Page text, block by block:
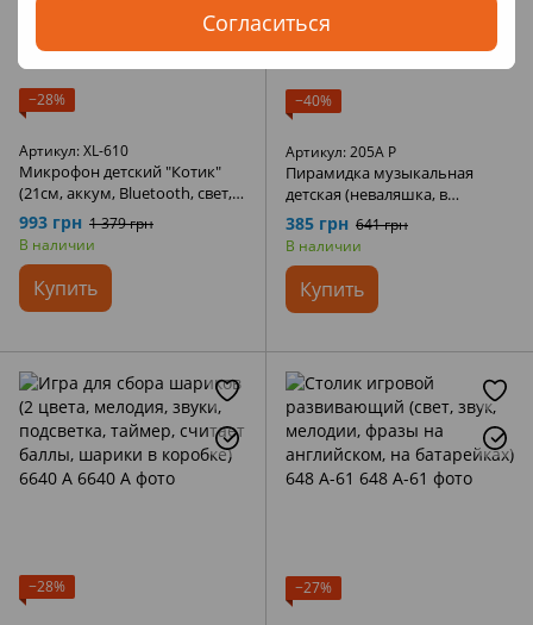
Согласиться
−28%
Артикул: XL-610
Микрофон детский "Котик"
(21см, аккум, Bluetooth, свет,
TFслот, USB зарядное, 3 цвета)
XL-610
993 грн 1 379 грн
В наличии
Купить
−40%
Артикул: 205A P
Пирамидка музыкальная
детская (неваляшка, в
коробке) 205A
385 грн 641 грн
В наличии
Купить
−28% −27%